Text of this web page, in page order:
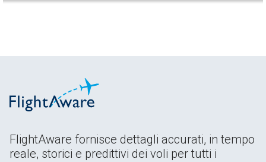
FlightAware fornisce dettagli accurati, in tempo
reale, storici e predittivi dei voli per tutti i